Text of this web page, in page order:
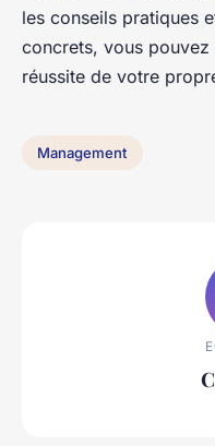
les conseils pratiques
concrets, vous
réussite de votre
Management